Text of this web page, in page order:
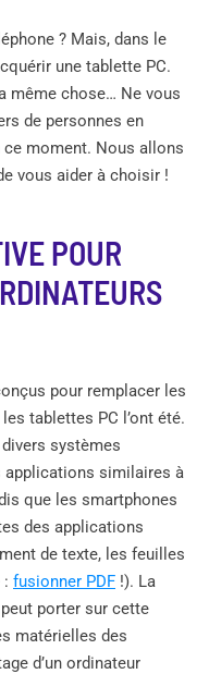
? Mais, dans le
une tablette PC.
même chose… Ne vous
de personnes en
moment. Nous allons
vous aider à choisir !
POUR
pour remplacer les
tablettes PC l’ont été.
systèmes
applications similaires à
que les smartphones
des applications
de texte, les feuilles
: fusionner PDF !). La
porter sur cette
matérielles des
d’un ordinateur